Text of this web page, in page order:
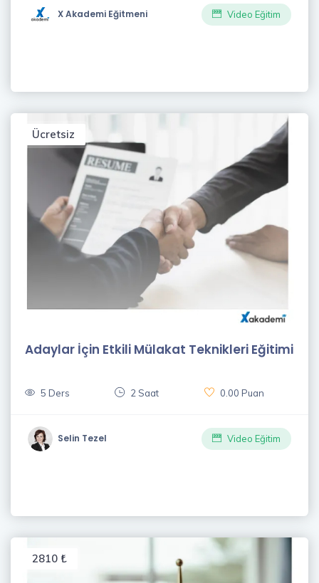
X Akademi Eğitmeni Video Eğitim
Ücretsiz
Adaylar İçin Etkili Mülakat Teknikleri Eğitimi
5 Ders 2 Saat 0.00 Puan
Selin Tezel Video Eğitim
2810 ₺